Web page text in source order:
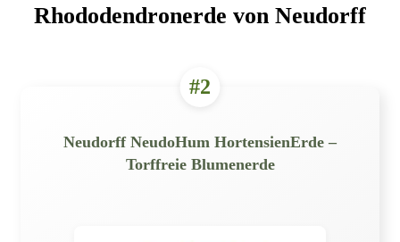
Rhododendronerde von Neudorff
#2
Neudorff NeudoHum HortensienErde –
Torffreie Blumenerde